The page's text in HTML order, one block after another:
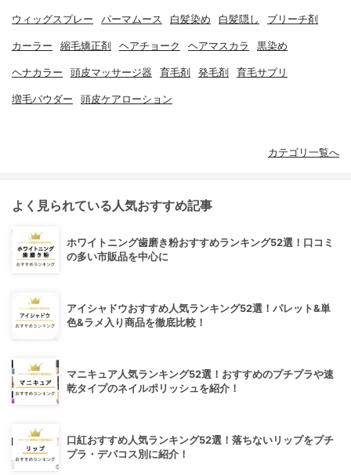
ウィッグスプレー パーマムース 白髪染め 白髪隠し ブリーチ剤
カーラー 縮毛矯正剤 ヘアチョーク ヘアマスカラ 黒染め
ヘナカラー 頭皮マッサージ器 育毛剤 発毛剤 育毛サプリ
増毛パウダー 頭皮ケアローション
カテゴリ一覧へ
よく見られている人気おすすめ記事
ホワイトニング歯磨き粉おすすめランキング52選！口コミ
の多い市販品を中心に
アイシャドウおすすめ人気ランキング52選！パレット&単
色&ラメ入り商品を徹底比較！
マニキュア人気ランキング52選！おすすめのプチプラや速
乾タイプのネイルポリッシュを紹介！
口紅おすすめ人気ランキング52選！落ちないリップをプチ
プラ・デパコス別に紹介！